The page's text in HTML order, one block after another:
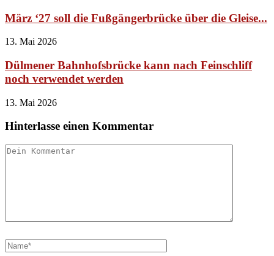
März ‘27 soll die Fußgängerbrücke über die Gleise...
13. Mai 2026
Dülmener Bahnhofsbrücke kann nach Feinschliff
noch verwendet werden
13. Mai 2026
Hinterlasse einen Kommentar